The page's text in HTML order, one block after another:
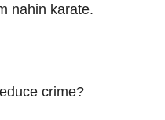
nahin karate.
crime?